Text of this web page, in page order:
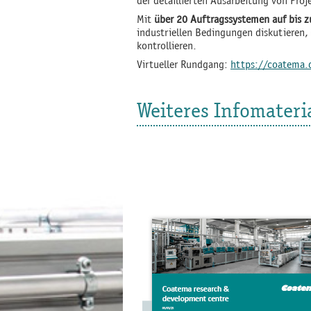
Mit über 20 Auftragssystemen auf bis
industriellen Bedingungen
kontrollieren.
Virtueller Rundgang: https://
Weiteres